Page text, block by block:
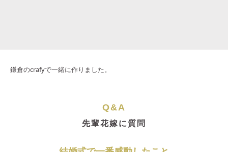
鎌倉のcrafyで一緒に作りました。
Q&A
先輩花嫁に質問